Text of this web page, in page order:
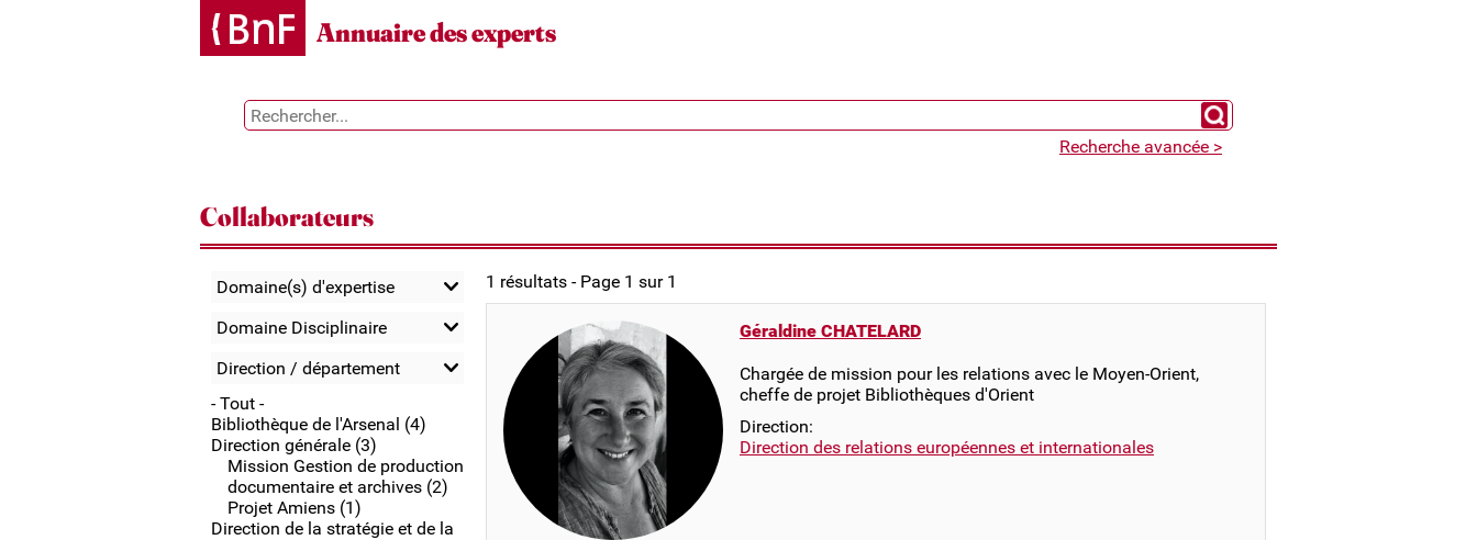
Annuaire des experts
Chercher un expert
Recherche avancée >
Collaborateurs
Domaine(s) d'expertise
Domaine Disciplinaire
Direction / département
- Tout -
Bibliothèque de l'Arsenal (4)
Direction générale (3)
Mission Gestion de production
documentaire et archives (2)
Projet Amiens (1)
Direction de la stratégie et de la
1 résultats - Page 1 sur 1
Géraldine CHATELARD
Chargée de mission pour les relations avec le Moyen-Orient,
cheffe de projet Bibliothèques d'Orient
Direction:
Direction des relations européennes et internationales